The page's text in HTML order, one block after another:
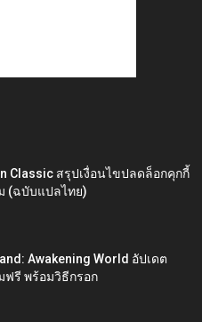
Classic สรุปเงื่อนไขปลดล็อกคุกกี้
(ฉบับแปลไทย)
Awakening World อัปเดต
ฟรี พร้อมวิธีกรอก